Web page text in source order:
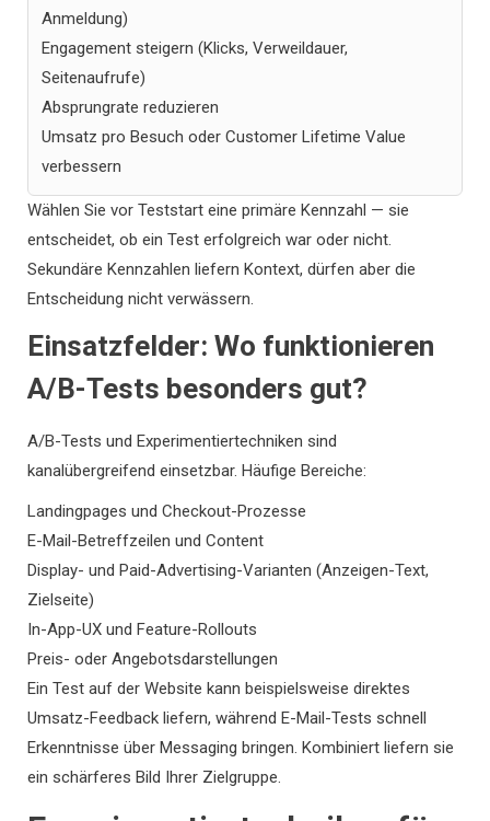
Anmeldung)
Engagement steigern (Klicks, Verweildauer,
Seitenaufrufe)
Absprungrate reduzieren
Umsatz pro Besuch oder Customer Lifetime Value
verbessern
Wählen Sie vor Teststart eine primäre Kennzahl — sie
entscheidet, ob ein Test erfolgreich war oder nicht.
Sekundäre Kennzahlen liefern Kontext, dürfen aber die
Entscheidung nicht verwässern.
Einsatzfelder: Wo funktionieren
A/B-Tests besonders gut?
A/B-Tests und Experimentiertechniken sind
kanalübergreifend einsetzbar. Häufige Bereiche:
Landingpages und Checkout-Prozesse
E-Mail-Betreffzeilen und Content
Display- und Paid-Advertising-Varianten (Anzeigen-Text,
Zielseite)
In-App-UX und Feature-Rollouts
Preis- oder Angebotsdarstellungen
Ein Test auf der Website kann beispielsweise direktes
Umsatz-Feedback liefern, während E-Mail-Tests schnell
Erkenntnisse über Messaging bringen. Kombiniert liefern sie
ein schärferes Bild Ihrer Zielgruppe.